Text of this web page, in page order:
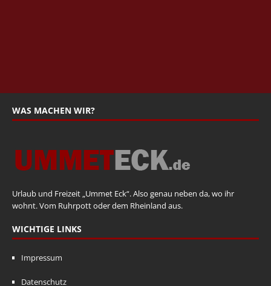
WAS MACHEN WIR?
Urlaub und Freizeit „Ummet Eck“. Also genau neben da, wo ihr
wohnt. Vom Ruhrpott oder dem Rheinland aus.
WICHTIGE LINKS
Impressum
Datenschutz